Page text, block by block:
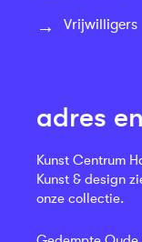
Vrijwilligers
adres
Kunst Centrum
Kunst & design
onze collectie.